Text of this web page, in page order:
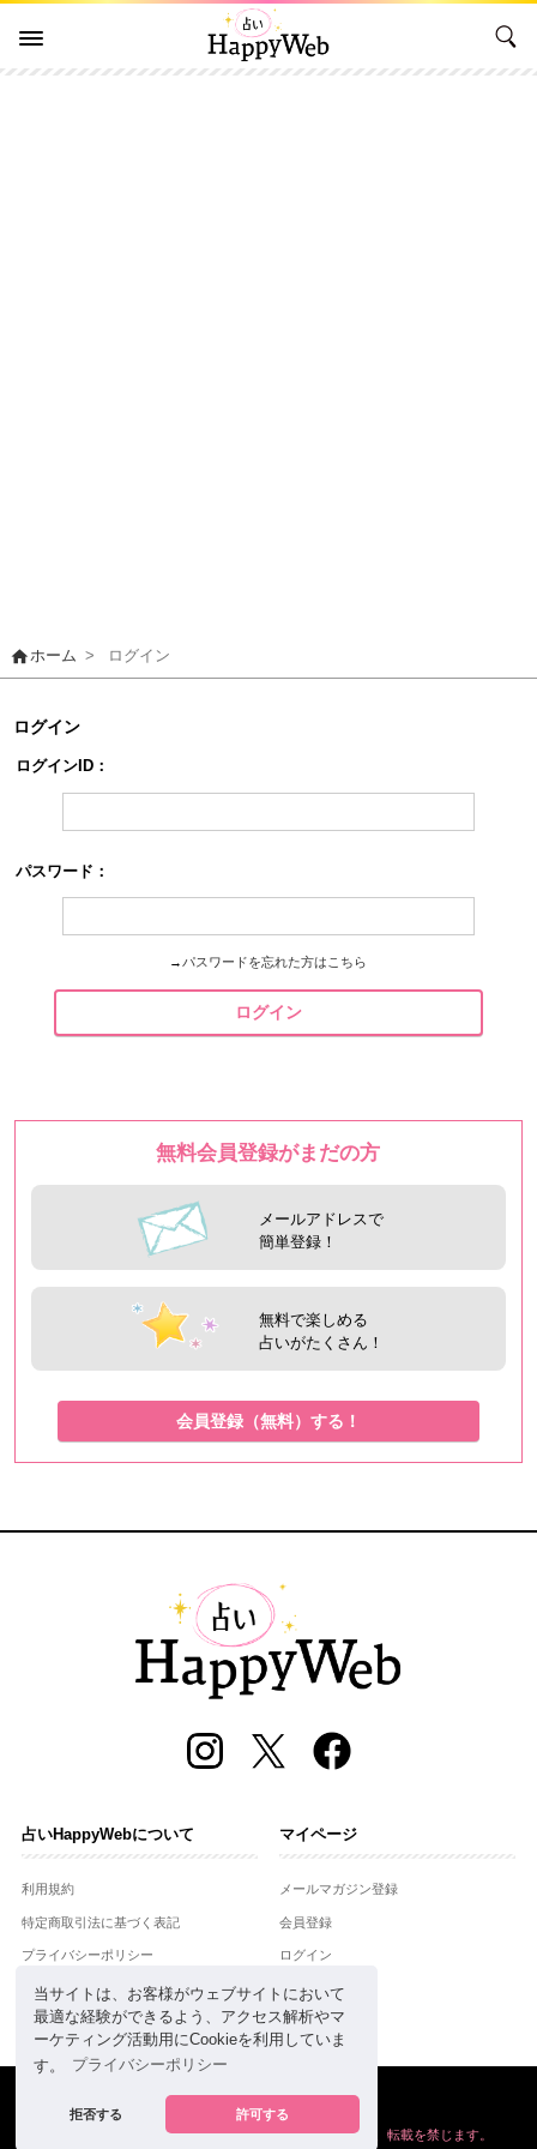
当サイトは、お客様がウェブサイトにおいて
最適な経験ができるよう、アクセス解析やマ
ーケティング活動用にCookieを利用していま
す。
プライバシーポリシー
拒否する 許可する
homeホーム > ログイン
ログイン
ログインID：
パスワード：
→ パスワードを忘れた方はこちら
ログイン
無料会員登録がまだの方
メールアドレスで
簡単登録！
無料で楽しめる
占いがたくさん！
会員登録（無料）する！
占いHappyWebについて
利用規約
特定商取引法に基づく表記
プライバシーポリシー
運営会社
お問合せ
マイページ
メールマガジン登録
会員登録
ログイン
powered by
掲載の情報や画像など、すべてのコンテンツの無断複写、転載を禁じます。